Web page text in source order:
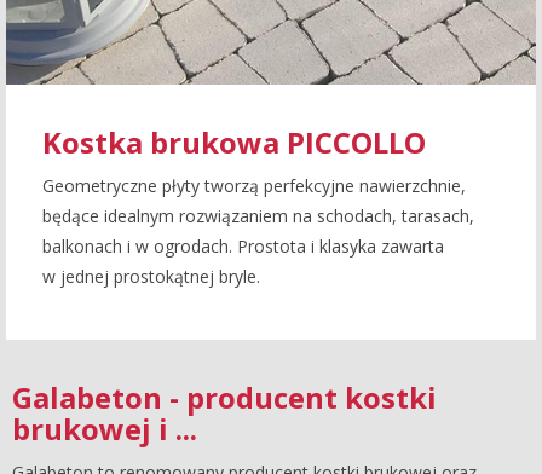
Kostka brukowa PICCOLLO
Geometryczne płyty tworzą perfekcyjne nawierzchnie,
będące idealnym rozwiązaniem na schodach, tarasach,
balkonach i w ogrodach. Prostota i klasyka zawarta
w jednej prostokątnej bryle.
Galabeton - producent kostki
brukowej i ...